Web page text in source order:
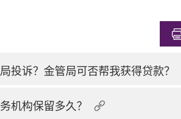
投诉？金管局可否帮我获得贷款？
机构保留多久？